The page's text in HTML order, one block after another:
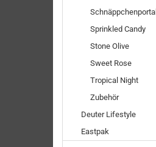
Schnäppchenportal
Sprinkled Candy
Stone Olive
Sweet Rose
Tropical Night
Zubehör
Deuter Lifestyle
Eastpak